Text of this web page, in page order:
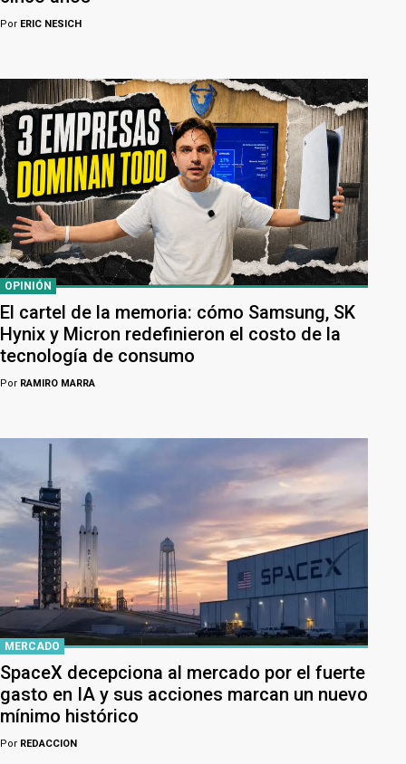
Por ERIC NESICH
OPINIÓN
El cartel de la memoria: cómo Samsung, SK
Hynix y Micron redefinieron el costo de la
tecnología de consumo
Por RAMIRO MARRA
MERCADO
SpaceX decepciona al mercado por el fuerte
gasto en IA y sus acciones marcan un nuevo
mínimo histórico
Por REDACCION